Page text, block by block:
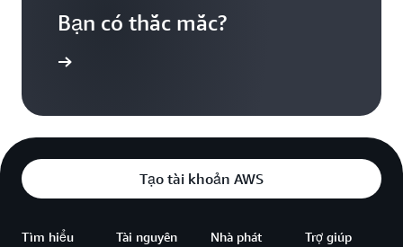
Bạn có thắc mắc?
Tạo tài khoản AWS
Tìm hiểu Tài nguyên
Nhà phát
Trợ giúp